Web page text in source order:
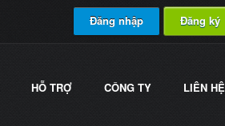
Đăng nhập Đăng ký
HỖ TRỢ CÔNG TY LIÊN HỆ